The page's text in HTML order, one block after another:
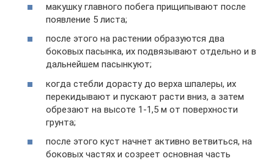
макушку главного побега прищипывают после
появление 5 листа;
после этого на растении образуются два
боковых пасынка, их подвязывают отдельно и в
дальнейшем пасынкуют;
когда стебли дорасту до верха шпалеры, их
перекидывают и пускают расти вниз, а затем
обрезают на высоте 1-1,5 м от поверхности
грунта;
после этого куст начнет активно ветвиться, на
боковых частях и созреет основная часть